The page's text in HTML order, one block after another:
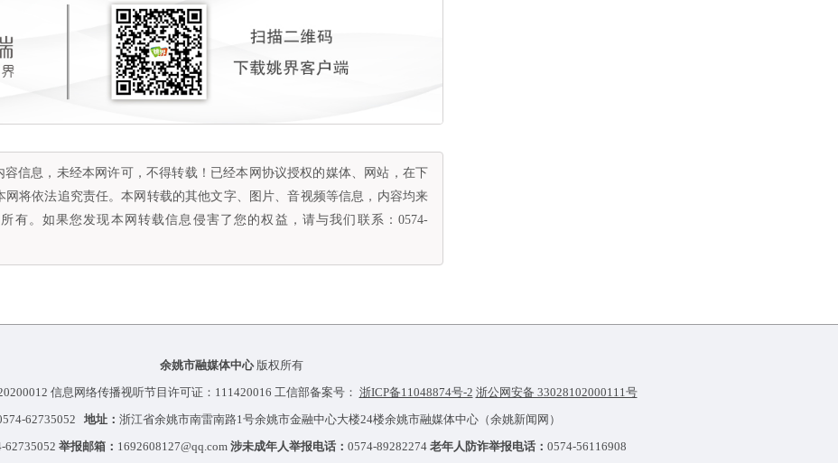
容信息，未经本网许可，不得转载！已经本网协议授权的媒体、网站，在下
将依法追究责任。本网转载的其他文字、图片、音视频等信息，内容均来
有。如果您发现本网转载信息侵害了您的权益，请与我们联系：0574-
余姚市融媒体中心版权所有
信息网络传播视听节目许可证：111420016 工信部备案号： 浙ICP备11048874号-2 浙公网安备 33028102000111号
62735052 地址： 浙江省余姚市南雷南路1号余姚市金融中心大楼24楼余姚市融媒体中心（余姚新闻网）
62735052 举报邮箱： 1692608127@qq.com 涉未成年人举报电话： 0574-89282274 老年人防诈举报电话： 0574-56116908